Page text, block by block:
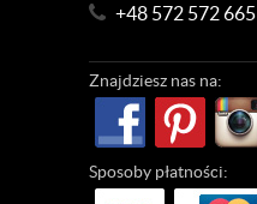
+48 572 572 665
Znajdziesz nas na:
Sposoby płatności: